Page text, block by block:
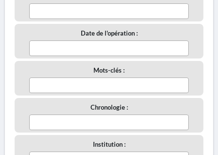
Date de l'opération :
Mots-clés :
Chronologie :
Institution :